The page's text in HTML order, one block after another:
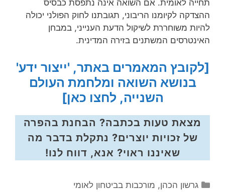
תחייה לאומית. אם השואה אינה נתפסת כבסיס
ההצדקה לקיומנו הריבוני, תגובתנו לחוק הפולני יכולה
להיות משוחררת לשיקול הדעת הענייני, במבחן
האינטרסים המשתנים בזירה המדינית.
[לקובץ המאמרים באתר, 'ייצור ידע'
בנושא השואה ומלחמת העולם
השנייה, לחצו כאן]
מצאת טעות בכתבה? הבחנת בהפרה
של זכויות יוצרים? נתקלת בדבר מה
שאיננו ראוי? אנא, דווח לנו!
קטגוריות
גרשון הכהן, מורכבות בביטחון לאומי